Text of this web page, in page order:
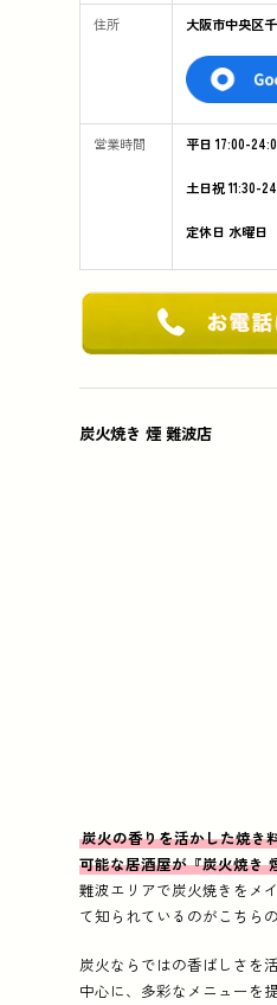
住所 大阪市中央区
営業時間 平日 17:00-
土日祝 11:30-
定休日 水曜日
炭火焼き 煙 難波店
炭火の香りを活かした焼き
可能な居酒屋が『炭火焼き
難波エリアで炭火焼きをメ
て知られているのがこちらの
炭火ならではの香ばしさを
中心に、多彩なメニューを